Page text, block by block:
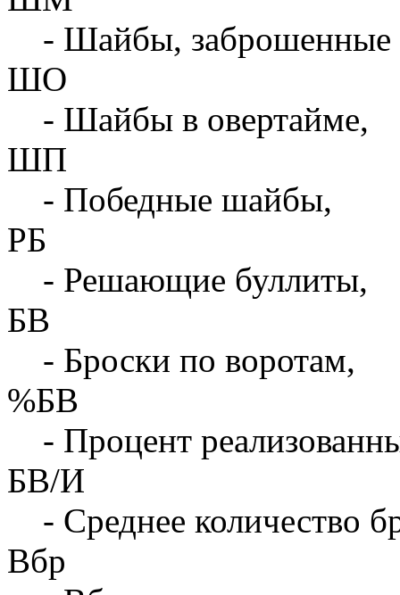
- Шайбы, заброшенные
ШО
- Шайбы в овертайме,
ШП
- Победные шайбы,
РБ
- Решающие буллиты,
БВ
- Броски по воротам,
%БВ
- Процент
БВ/И
- Среднее количество
Вбр